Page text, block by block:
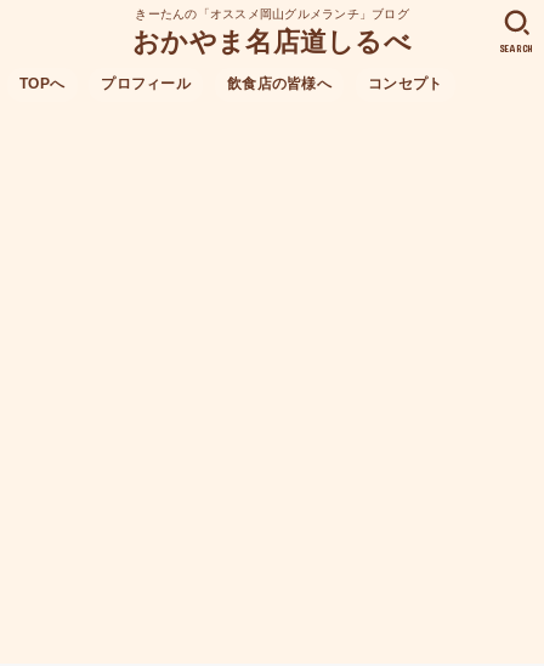
きーたんの「オススメ岡山グルメランチ」ブログ
おかやま名店道しるべ
TOPへ プロフィール 飲食店の皆様へ コンセプト
SEARCH